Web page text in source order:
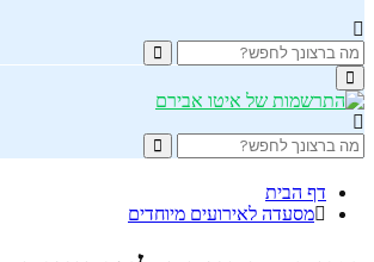
Search
for:
Search
Primary
Menu
Search
for:
Search
דף הבית
מסעדה לאירועים מיוחדים